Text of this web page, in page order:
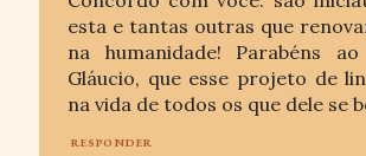
esta e tantas outras que
na humanidade! Parabéns
Gláucio, que esse projeto de
na vida de todos os que dele se
RESPONDER